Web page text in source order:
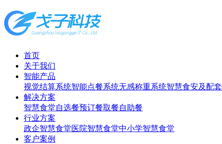
首页
关于我们
智能产品
视觉结算系统智能点餐系统无感称重系统智慧食安及配
解决方案
智慧食堂自选餐预订餐取餐自助餐
行业方案
政企智慧食堂医院智慧食堂中小学智慧食堂
客户案例